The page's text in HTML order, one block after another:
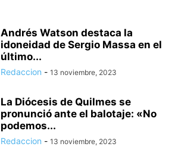
Andrés Watson destaca la
idoneidad de Sergio Massa en el
último...
Redaccion - 13 noviembre, 2023
La Diócesis de Quilmes se
pronunció ante el balotaje: «No
podemos...
Redaccion - 13 noviembre, 2023